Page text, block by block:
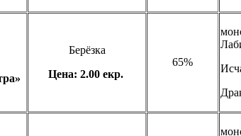
Берёзка
Цена: 2.00 екр.
65%